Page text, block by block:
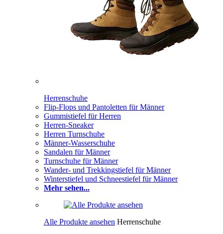
Herrenschuhe
Flip-Flops und Pantoletten für Männer
Gummistiefel für Herren
Herren-Sneaker
Herren Turnschuhe
Männer-Wasserschuhe
Sandalen für Männer
Turnschuhe für Männer
Wander- und Trekkingstiefel für Männer
Winterstiefel und Schneestiefel für Männer
Mehr sehen...
Alle Produkte ansehen Herrenschuhe